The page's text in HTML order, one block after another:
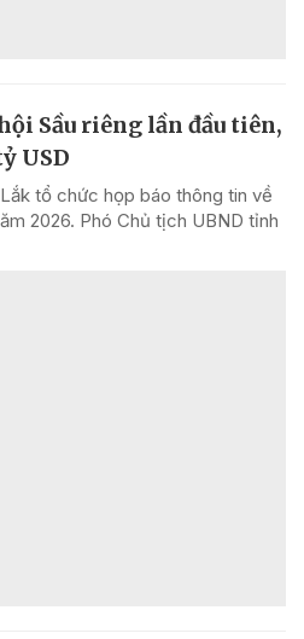
Sầu riêng lần đầu tiên,
USD
tổ chức họp báo thông tin về
2026. Phó Chủ tịch UBND tỉnh